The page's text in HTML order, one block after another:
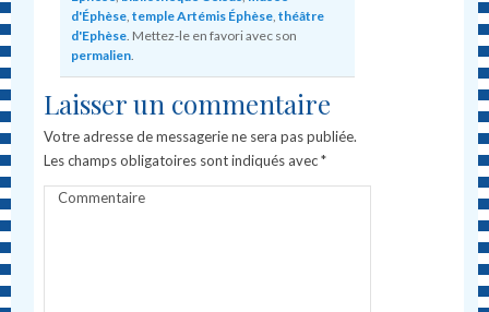
d'Éphèse ,temple Artémis Éphèse ,théâtre
d'Ephèse . Mettez-le en favori avec son
permalien
Laisser un commentaire
Votre adresse de messagerie ne sera pas publiée.
Les champs obligatoires sont indiqués avec*
Commentaire